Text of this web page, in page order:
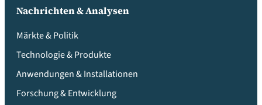
Nachrichten & Analysen
Märkte & Politik
Technologie & Produkte
Anwendungen & Installationen
Forschung & Entwicklung